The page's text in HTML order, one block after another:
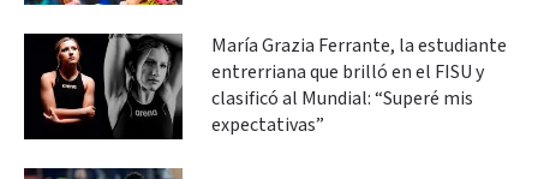
María Grazia Ferrante, la estudiante
entrerriana que brilló en el FISU y
clasificó al Mundial: “Superé mis
expectativas”